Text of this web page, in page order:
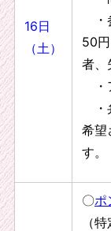
16日
（土）
・
50
者、
・
・
希望
す。
〇ポ
（